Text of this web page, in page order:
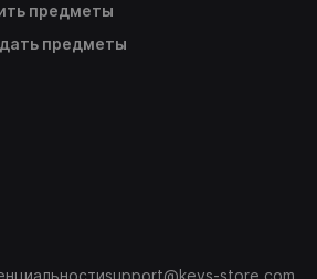
предметы
предметы
support@keys-store.com